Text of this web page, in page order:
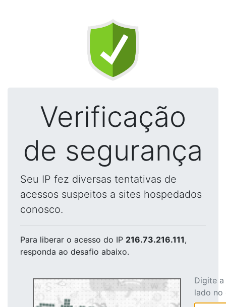
Verificação
de segurança
Seu IP fez diversas tentativas de
acessos suspeitos a sites hospedados
conosco.
Para liberar o acesso do IP 216.73.216.111,
responda ao desafio abaixo.
Digite
lado no